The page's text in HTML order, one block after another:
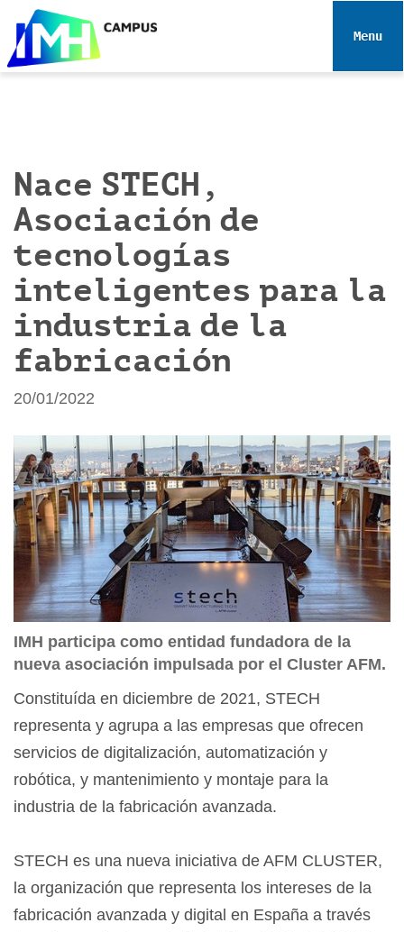
e
Toggle
Nace STECH,
Asociación de
tecnologías
inteligentes para la
industria de la
fabricación
20/01/2022
IMH participa como entidad fundadora de la
nueva asociación impulsada por el Cluster AFM.
Constituída en diciembre de 2021, STECH
representa y agrupa a las empresas que ofrecen
servicios de digitalización, automatización y
robótica, y mantenimiento y montaje para la
industria de la fabricación avanzada.
STECH es una nueva iniciativa de AFM CLUSTER,
la organización que representa los intereses de la
fabricación avanzada y digital en España a través